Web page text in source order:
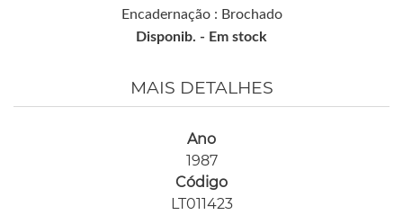
Encadernação : Brochado
Disponib. - Em stock
MAIS DETALHES
Ano
1987
Código
LT011423